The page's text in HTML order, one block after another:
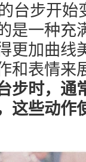
步开始
是一种充
更加曲线
和表情来
步时，通
这些动作